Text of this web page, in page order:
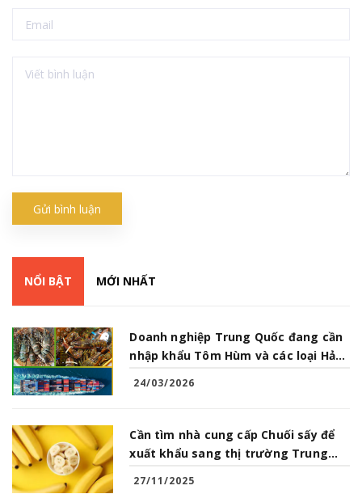
Gửi bình luận
NỔI BẬT MỚI NHẤT
Doanh nghiệp Trung Quốc đang cần
nhập khẩu Tôm Hùm và các loại Hải
24/03/2026
Cần tìm nhà cung cấp Chuối sấy để
xuất khẩu sang thị trường Trung
27/11/2025